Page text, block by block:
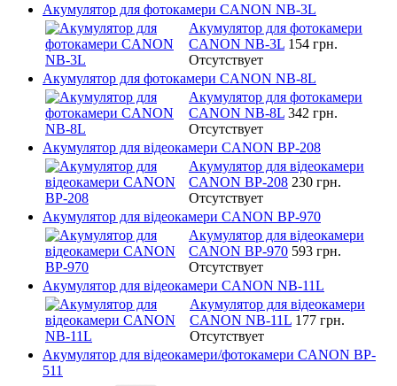
Акумулятор для фотокамери CANON NB-3L
Акумулятор для фотокамери
CANON NB-3L 154 грн.
Отсутствует
Акумулятор для фотокамери CANON NB-8L
Акумулятор для фотокамери
CANON NB-8L 342 грн.
Отсутствует
Акумулятор для відеокамери CANON BP-208
Акумулятор для відеокамери
CANON BP-208 230 грн.
Отсутствует
Акумулятор для відеокамери CANON BP-970
Акумулятор для відеокамери
CANON BP-970 593 грн.
Отсутствует
Акумулятор для відеокамери CANON NB-11L
Акумулятор для відеокамери
CANON NB-11L 177 грн.
Отсутствует
Акумулятор для відеокамери/фотокамери CANON BP-
511